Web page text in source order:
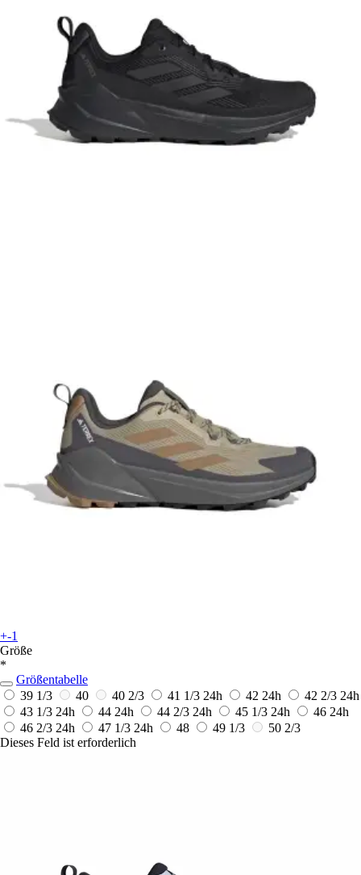
+-1
Größe
*
Größentabelle
39 1/3
40 40 2/3 41 1/3 24h 42 24h 42 2/3 24h
43 1/3 24h 44 24h 44 2/3 24h 45 1/3 24h 46 24h
46 2/3 24h 47 1/3 24h 48 49 1/3
50 2/3
Dieses Feld ist erforderlich